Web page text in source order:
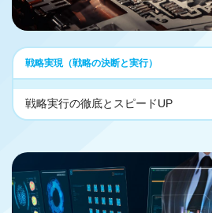
戦略実現（戦略の決断と実行）
戦略実行の徹底とスピードUP